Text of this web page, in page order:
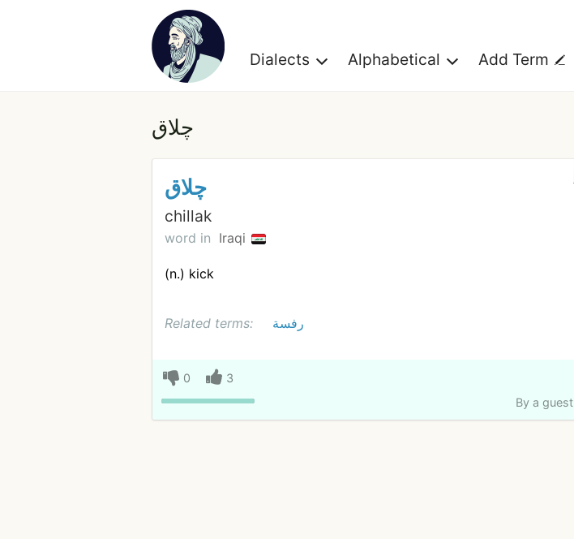
Dialects Alphabetical Add Term
چلاق
چلاق
chillak
word in Iraqi
(n.) kick
Related terms: رفسة
0
3
By a guest